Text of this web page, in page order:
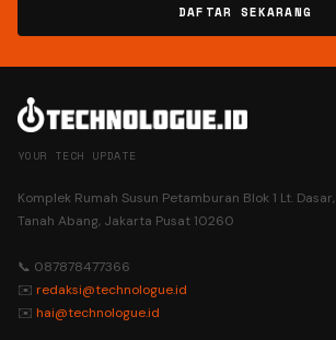
DAFTAR SEKARANG
YOUR TECH UPDATE
Komplek Rumah Susun Petamburan Blok 1 Lt. Dasar,
Tanah Abang, Jakarta Pusat 10260
📞 087878477366
✉️ redaksi@technologue.id
✉️ hai@technologue.id